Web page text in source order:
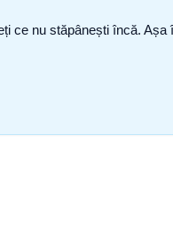
ce nu stăpânești încă.